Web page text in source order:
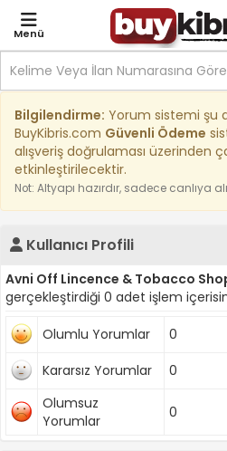
Menü
Kıbrıs İlan
Bilgilendirme: Yorum sistemi şu
BuyKibris.com Güvenli Ödeme
alışveriş doğrulaması üzerinden
etkinleştirilecektir.
Not: Altyapı hazırdır, sadece canlıya
Kullanıcı Profili
Avni Off Lincence & Tobacco
gerçekleştirdiği 0 adet işlem
Olumlu Yorumlar
0
Kararsız Yorumlar
0
Olumsuz
Yorumlar
0